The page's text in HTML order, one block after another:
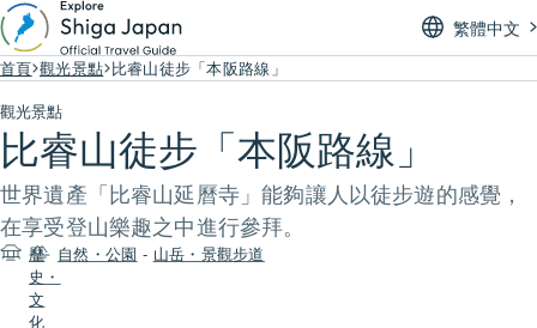
繁體中文
首頁 觀光景點 比睿山徒步「本阪路線」
觀光景點
比睿山徒步「本阪路線」
世界遺產「比睿山延曆寺」能夠讓人以徒步遊的感覺，
在享受登山樂趣之中進行參拜。
歷
史・
文
化
自然・公園 - 山岳・景觀步道